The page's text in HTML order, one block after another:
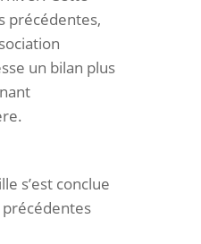
précédentes,
un bilan plus
s’est conclue